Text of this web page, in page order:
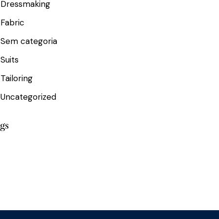
Dressmaking
Fabric
Sem categoria
Suits
Tailoring
Uncategorized